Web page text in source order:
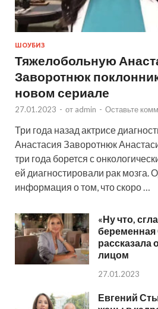
ШОУБИЗ
Тяжелобольную
Заворотнюк
новом сериале
27.01.2023 - от admin - Оставьте
Три года назад актрисе
Анастасия Заворотнюк
три года борется с
ей диагностировали рак мозга.
информация о том, что скоро …
«Ну что,
рассказала
лицом
27.01.2023
Евгений